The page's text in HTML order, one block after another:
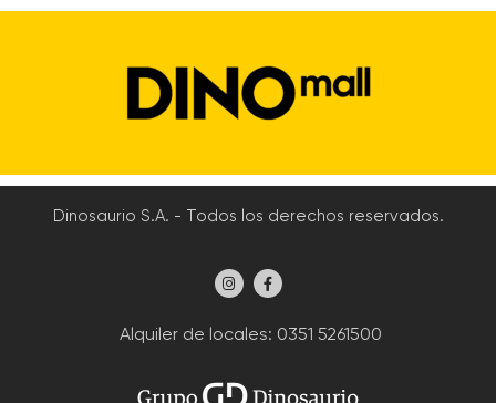
Dinosaurio S.A. - Todos los derechos reservados.
Alquiler de locales: 0351 5261500